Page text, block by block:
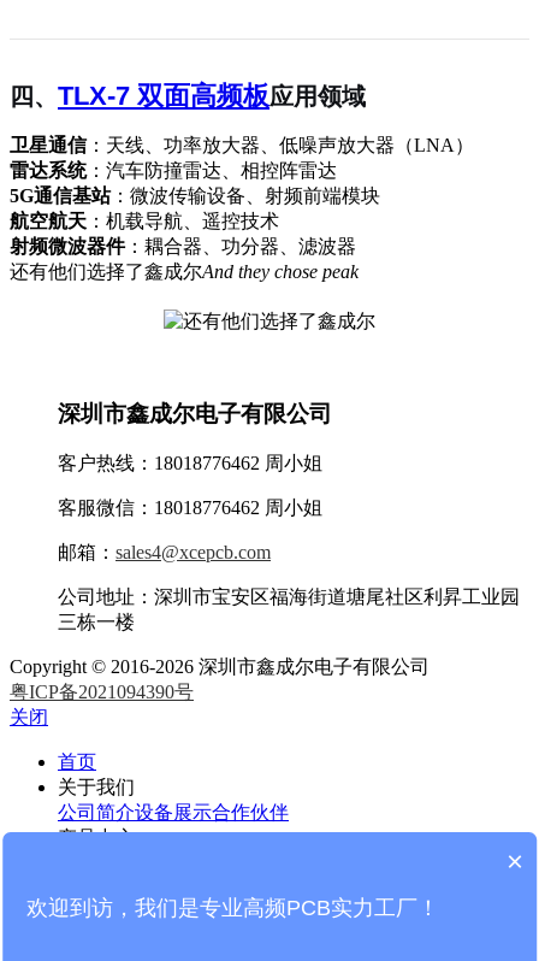
四、 TLX-7 双面高频板应用领域
卫星通信：天线、功率放大器、低噪声放大器（LNA）
雷达系统：汽车防撞雷达、相控阵雷达
5G通信基站：微波传输设备、射频前端模块
航空航天 ：机载导航、遥控技术
射频微波器件：耦合器、功分器、滤波器
还有他们选择了鑫成尔And they chose peak
深圳市鑫成尔电子有限公司
客户热线：18018776462 周小姐
客服微信：18018776462 周小姐
邮箱： sales4@xcepcb.com
公司地址：深圳市宝安区福海街道塘尾社区利昇工业园
三栋一楼
Copyright © 2016-2026 深圳市鑫成尔电子有限公司
粤ICP备2021094390号
关闭
首页
关于我们
公司简介设备展示合作伙伴
产品中心
微波射频
新闻中心
×
欢迎到访，我们是专业高频PCB实力工厂！